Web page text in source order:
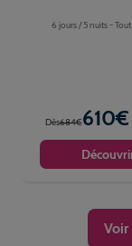
6 jours / 5 nuits -
Dès684€610€
Voir